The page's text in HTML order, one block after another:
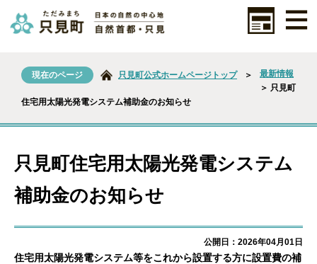
現在のページ 只見町公式ホームページトップ ＞
最新情報
＞ 只見町
住宅用太陽光発電システム補助金のお知らせ
只見町住宅用太陽光発電システム
補助金のお知らせ
公開日：2026年04月01日
住宅用太陽光発電システム等をこれから設置する方に設置費の補